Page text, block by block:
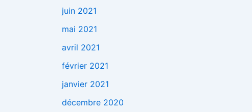
juin 2021
mai 2021
avril 2021
février 2021
janvier 2021
décembre 2020